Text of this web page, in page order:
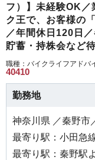
フ）】未経験OK／
ク王で、お客様の
／年間休日120日
貯蓄・持株会など
職種：バイクライフアドバ
40410
勤務地
神奈川県 ／秦野市
最寄り駅：小田急
最寄り駅：秦野駅